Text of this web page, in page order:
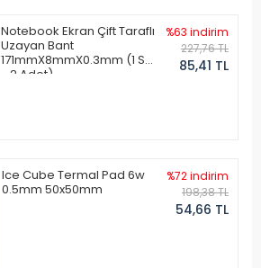
Notebook Ekran Çift Taraflı
Uzayan Bant
171mmX8mmX0.3mm (1 Set
- 2 Adet)
%63 indirim
227,76 TL
85,41 TL
Ice Cube Termal Pad 6w
0.5mm 50x50mm
%72 indirim
198,38 TL
54,66 TL